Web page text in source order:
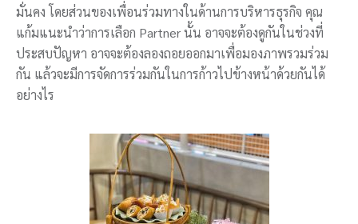
มั่นคง โดยส่วนของเพื่อนร่วมทางในด้านการบริหารธุรกิจ คุณ
แก้มแนะนำว่าการเลือก Partner นั้น อาจจะต้องดูกันในช่วงที่
ประสบปัญหา อาจจะต้องลองถอยออกมาเพื่อมองภาพรวมร่วม
กัน แล้วจะมีการจัดการร่วมกันในการก้าวไปข้างหน้าด้วยกันได้
อย่างไร